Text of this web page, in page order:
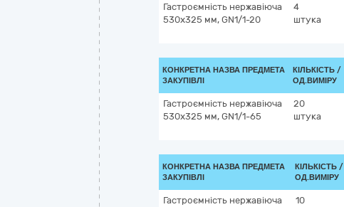
Гастроємність нержавіюча
530x325 мм, GN1/1-20
4
штука
КОНКРЕТНА НАЗВА ПРЕДМЕТА
ЗАКУПІВЛІ
КІЛЬКІСТЬ /
ОД.ВИМІРУ
Гастроємність нержавіюча
530x325 мм, GN1/1-65
20
штука
КОНКРЕТНА НАЗВА ПРЕДМЕТА
ЗАКУПІВЛІ
КІЛЬКІСТЬ /
ОД.ВИМІРУ
Гастроємність нержавіюча
10